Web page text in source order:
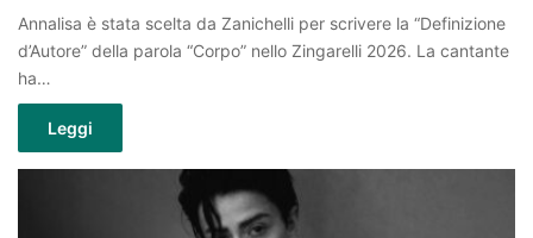
Annalisa è stata scelta da Zanichelli per scrivere la “Definizione
d’Autore” della parola “Corpo” nello Zingarelli 2026. La cantante
ha…
Leggi